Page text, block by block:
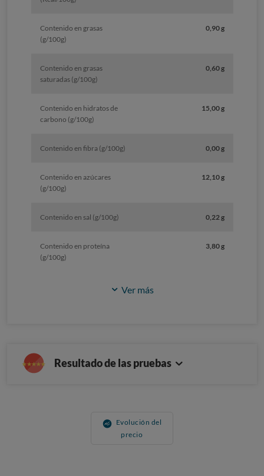
Contenido en grasas
(g/100g)
0,90 g
Contenido en grasas
saturadas (g/100g)
0,60 g
Contenido en hidratos de
carbono (g/100g)
15,00 g
Contenido en fibra (g/100g) 0,00 g
Contenido en azúcares
(g/100g)
12,10 g
Contenido en sal (g/100g) 0,22 g
Contenido en proteína
(g/100g)
3,80 g
Ver más
Resultado de las pruebas
Evolución del
precio